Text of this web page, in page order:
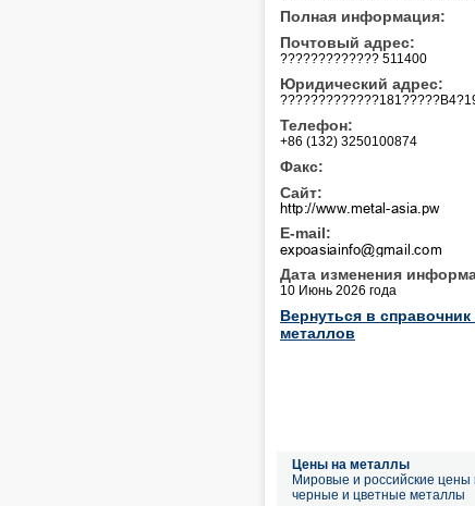
Полная информация:
Почтовый адрес:
????????????? 511400
Юридический адрес:
Телефон:
+86 (132) 3250100874
Факс:
Сайт:
E-mail:
Дата изменения
10 Июнь 2026 года
Вернуться в
металлов
Цены на металлы
Мировые и российские цены
черные и цветные металлы